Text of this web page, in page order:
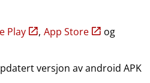
Play , App Store
og
versjon av android APK